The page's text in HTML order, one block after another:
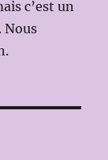
c’est un
Nous